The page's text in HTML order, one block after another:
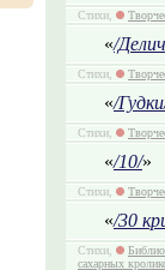
Стихи,
«/
Стихи,
«/
Стихи,
«/10/»
Стихи,
«/30
Стихи,
сахарных